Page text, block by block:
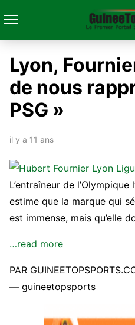
Lyon,
de nous
PSG »
il y a 11 ans
L’entraîneur de
estime que la marque qui
est immense, mais qu’elle
…read more
PAR
— guineetopsports